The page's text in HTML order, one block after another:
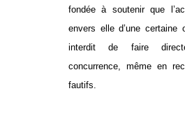
fondée à soutenir que
envers elle d’une certaine
interdit de faire
concurrence, même en
fautifs.